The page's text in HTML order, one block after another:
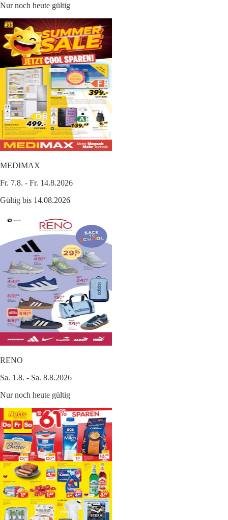
Nur noch heute gültig
MEDIMAX
Fr. 7.8. - Fr. 14.8.2026
Gültig bis 14.08.2026
RENO
Sa. 1.8. - Sa. 8.8.2026
Nur noch heute gültig